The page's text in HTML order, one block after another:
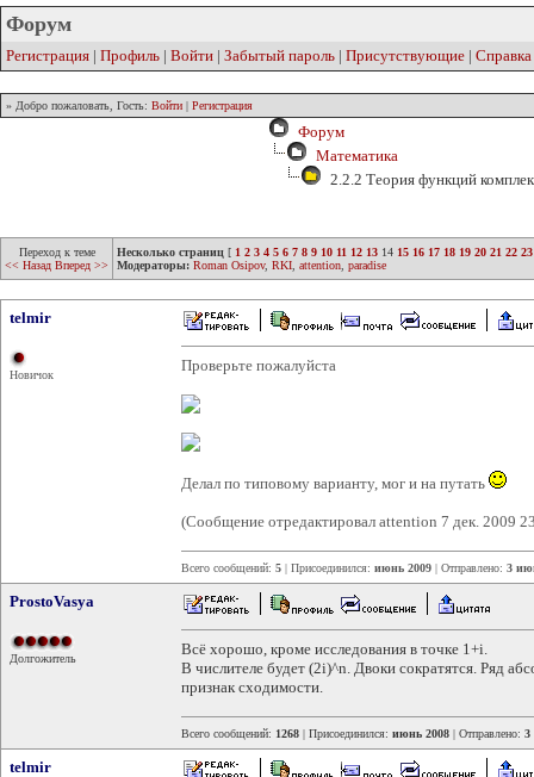
Форум
Регистрация | Профиль | Войти | Забытый пароль | Присутствующие | Справка
» Добро пожаловать, Гость: Войти | Регистрация
Форум
Математика
2.2.2 Теория функций
Переход к теме
<< Назад Вперед >>
Несколько страниц [ 1 2 3 4 5 6 7 8 9 10 11 12 13 14 15 16 17 18 19 20 21 22 23
Модераторы: Roman Osipov, RKI attention paradise
telmir
Новичок
Проверьте пожалуйста
Делал по типовому варианту, мог и на путать
(Сообщение отредактировал attention 7 дек. 2009
Всего сообщений: 5 | Присоединился: июнь 2009 | Отправлено: 3
ProstoVasya
Долгожитель
Всё хорошо, кроме исследования в точке 1+i.
В числителе будет (2i)^n. Двоки сократятся. Ряд
признак сходимости.
Всего сообщений: 1268 | Присоединился: июнь 2008 | Отправлено: 3
telmir